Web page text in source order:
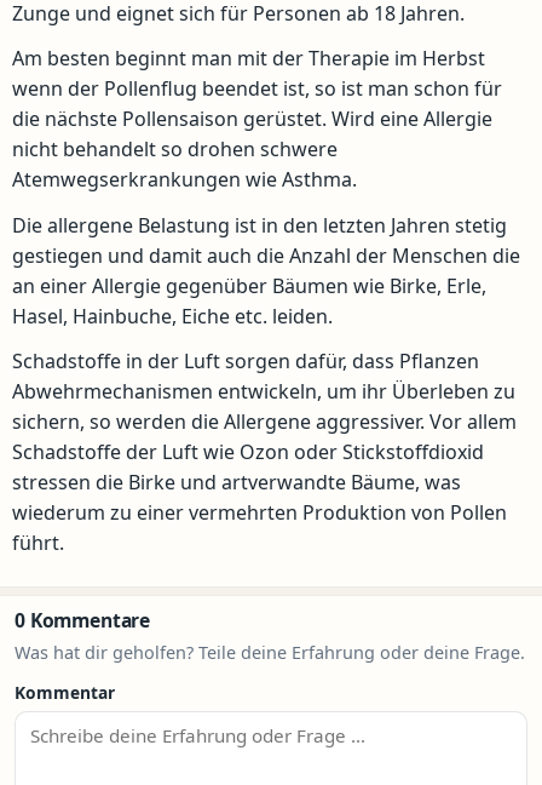
Zunge und eignet sich für Personen ab 18 Jahren.
Am besten beginnt man mit der Therapie im Herbst
wenn der Pollenflug beendet ist, so ist man schon für
die nächste Pollensaison gerüstet. Wird eine Allergie
nicht behandelt so drohen schwere
Atemwegserkrankungen wie Asthma.
Die allergene Belastung ist in den letzten Jahren stetig
gestiegen und damit auch die Anzahl der Menschen die
an einer Allergie gegenüber Bäumen wie Birke, Erle,
Hasel, Hainbuche, Eiche etc. leiden.
Schadstoffe in der Luft sorgen dafür, dass Pflanzen
Abwehrmechanismen entwickeln, um ihr Überleben zu
sichern, so werden die Allergene aggressiver. Vor allem
Schadstoffe der Luft wie Ozon oder Stickstoffdioxid
stressen die Birke und artverwandte Bäume, was
wiederum zu einer vermehrten Produktion von Pollen
führt.
0 Kommentare
Was hat dir geholfen? Teile deine Erfahrung oder deine Frage.
Kommentar